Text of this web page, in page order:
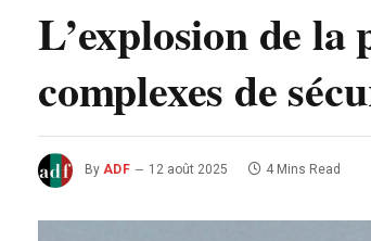
L’explosion de
complexes de
By ADF 12 août 2025 4 Mins Read